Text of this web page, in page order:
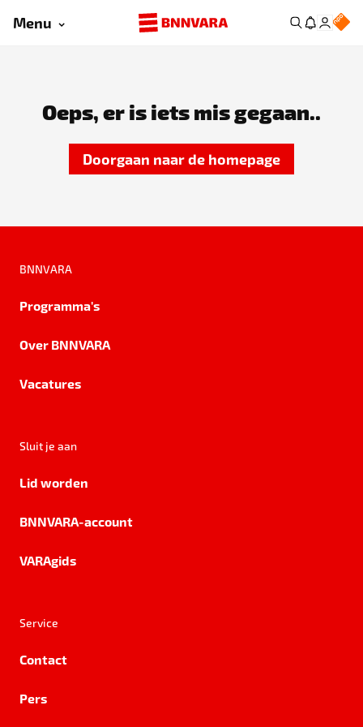
Menu
Oeps, er is iets mis gegaan..
Doorgaan naar de homepage
BNNVARA
Programma's
Over BNNVARA
Vacatures
Sluit je aan
Lid worden
BNNVARA-account
VARAgids
Service
Contact
Pers